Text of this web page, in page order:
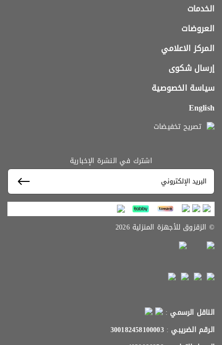
الخدمات
العروضات
المركز الاعلامي
إرسال شكوى
سياسة الخصوصية
English
تصريح تخفيضات
اشترك في النشرة الإخبارية
© الزقزوق للأجهزة المنزلية 2026
الناقل الرسمي:
الرقم الضريبي:
300182458100003